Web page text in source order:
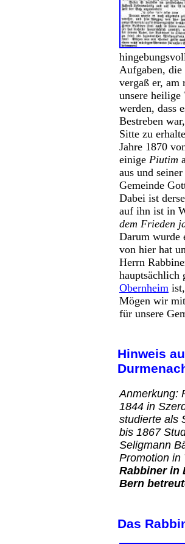
Aufgaben, die
vergaß er, am
unsere heilige
werden, dass
Bestreben
Sitte zu
Jahre 1870
einige Piutim
aus und
Gemeinde
Dabei ist
auf ihn ist in
dem Frieden
Darum wurde
von hier hat
Herrn
hauptsächlich
Obernheim
Mögen wir
für unsere
Hinweis
Anmerkung:
1844 in
studierte als
bis 1867
Seligmann
Promotion in
Rabbiner in
Bern
Das